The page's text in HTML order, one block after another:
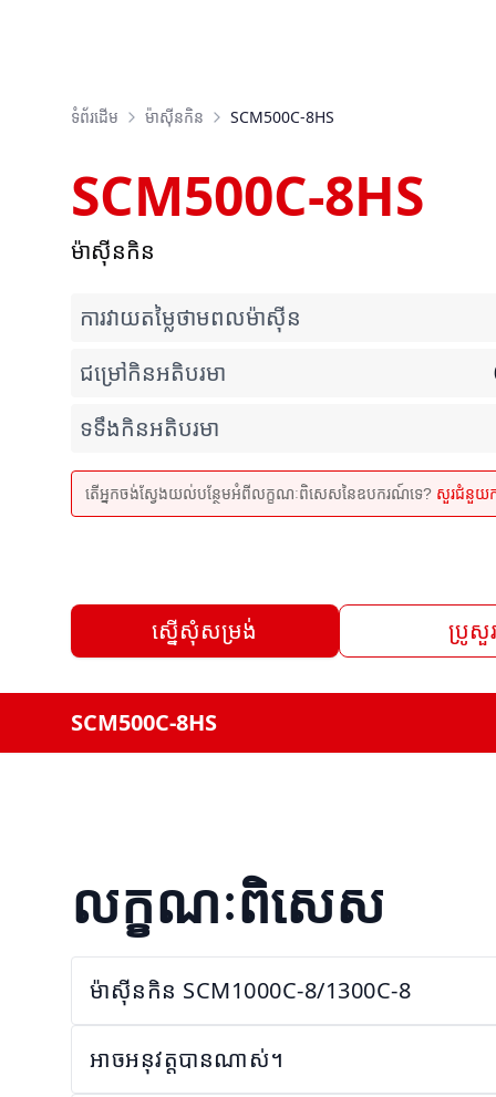
ទំព័រដើម ម៉ាស៊ីន​កិន SCM500C-8HS
SCM500C-8HS
ម៉ាស៊ីនកិន
ការវាយតម្លៃថាមពលម៉ាស៊ីន
ជម្រៅកិនអតិបរមា
ទទឹងកិនអតិបរមា
តើអ្នកចង់ស្វែងយល់បន្ថែមអំពីលក្ខណៈពិសេសនៃឧបករណ៍ទេ? សួរជំនួយ
ស្នើសុំសម្រង់ ប្រូសួរ
SCM500C-8HS
លក្ខណៈពិសេស
ម៉ាស៊ីនកិន SCM1000C-8/1300C-8
អាចអនុវត្តបានណាស់។